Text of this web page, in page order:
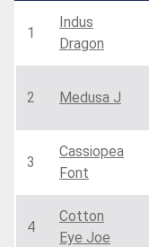
1
Indus
Dragon
2 Medusa J
3
Cassiopea
Font
4
Cotton
Eye Joe